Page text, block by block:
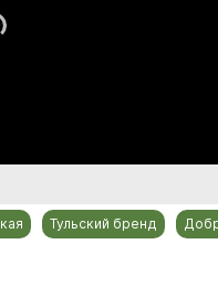
Тульский бренд